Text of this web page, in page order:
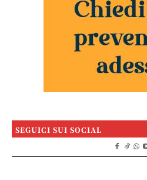
SEGUICI SUI SOCIAL